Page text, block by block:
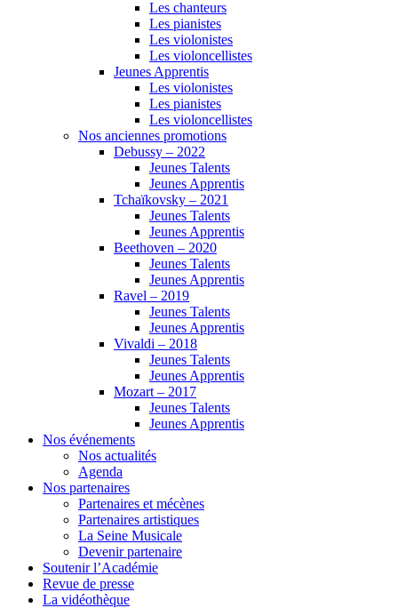
Les chanteurs
Les pianistes
Les violonistes
Les violoncellistes
Jeunes Apprentis
Les violonistes
Les pianistes
Les violoncellistes
Nos anciennes promotions
Debussy – 2022
Jeunes Talents
Jeunes Apprentis
Tchaïkovsky – 2021
Jeunes Talents
Jeunes Apprentis
Beethoven – 2020
Jeunes Talents
Jeunes Apprentis
Ravel – 2019
Jeunes Talents
Jeunes Apprentis
Vivaldi – 2018
Jeunes Talents
Jeunes Apprentis
Mozart – 2017
Jeunes Talents
Jeunes Apprentis
Nos événements
Nos actualités
Agenda
Nos partenaires
Partenaires et mécènes
Partenaires artistiques
La Seine Musicale
Devenir partenaire
Soutenir l’Académie
Revue de presse
La vidéothèque